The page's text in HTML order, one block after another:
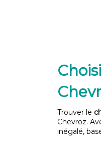
Trouver le
Chevroz.
inégalé,